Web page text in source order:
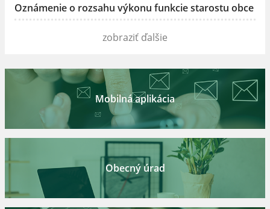
Oznámenie o rozsahu výkonu funkcie starostu obce
zobraziť ďalšie
Mobilná aplikácia
Obecný úrad